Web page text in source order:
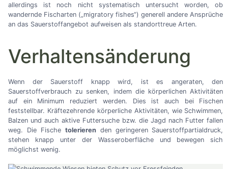
allerdings ist noch nicht systematisch untersucht worden, ob
wandernde Fischarten („migratory fishes“) generell andere Ansprüche
an das Sauerstoffangebot aufweisen als standorttreue Arten.
Verhaltensänderung
Wenn der Sauerstoff knapp wird, ist es angeraten, den
Sauerstoffverbrauch zu senken, indem die körperlichen Aktivitäten
auf ein Minimum reduziert werden. Dies ist auch bei Fischen
feststellbar. Kräftezehrende körperliche Aktivitäten, wie Schwimmen,
Balzen und auch aktive Futtersuche bzw. die Jagd nach Futter fallen
weg. Die Fische tolerierenden geringeren Sauerstoffpartialdruck,
stehen knapp unter der Wasseroberfläche und bewegen sich
möglichst wenig.